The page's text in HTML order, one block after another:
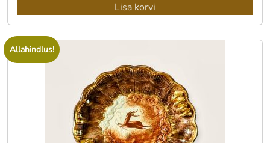
Lisa korvi
Allahindlus!